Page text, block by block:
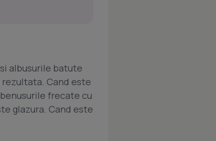
albusurile batute
Cand este
frecate cu
glazura. Cand este